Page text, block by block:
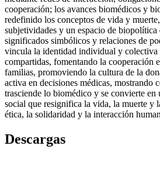
cooperación; los avances biomédicos y
redefinido los conceptos de vida y
subjetividades y un espacio de
significados simbólicos y relaciones de
vincula la identidad individual y colectiva
compartidas, fomentando la cooperación
familias, promoviendo la cultura de la
activa en decisiones médicas, mostrando
trasciende lo biomédico y se convierte
social que resignifica la vida, la muerte y
ética, la solidaridad y la interacción
Descargas